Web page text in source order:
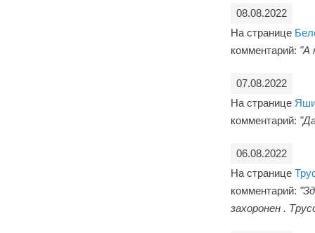
08.08.2022
На странице
комментарий: "А
07.08.2022
На странице
комментарий:
06.08.2022
На странице
комментарий:
захоронен .